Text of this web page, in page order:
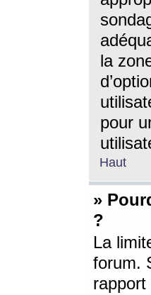
la
pour
Haut
»
?
La
forum.
rapport